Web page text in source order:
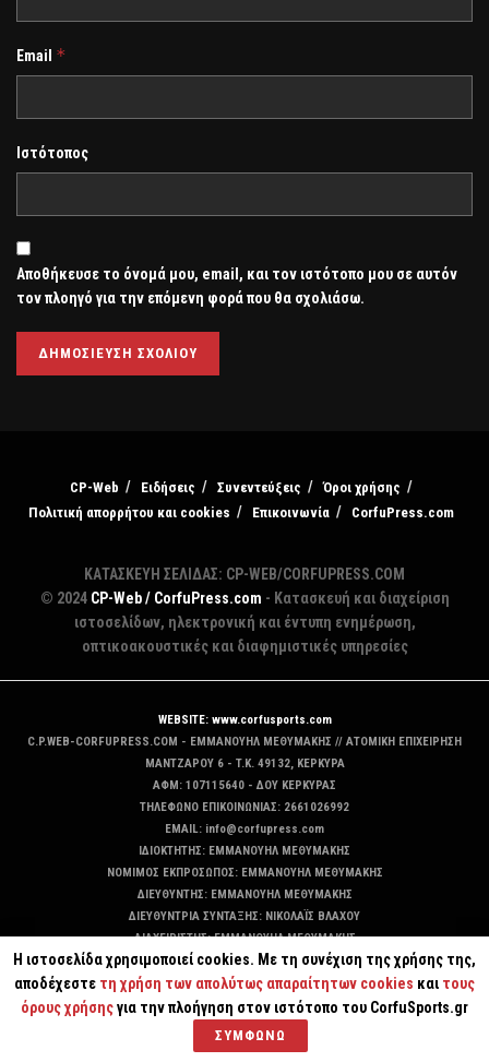
Email *
Ιστότοπος
Αποθήκευσε το όνομά μου, email, και τον ιστότοπο μου σε αυτόν
τον πλοηγό για την επόμενη φορά που θα σχολιάσω.
CP-Web Ειδήσεις Συνεντεύξεις
Όροι χρήσης
Πολιτική απορρήτου και cookies
Επικοινωνία CorfuPress.com
ΚΑΤΑΣΚΕΥΗ ΣΕΛΙΔΑΣ: CP-WEB/CORFUPRESS.COM
© 2024 CP-Web / CorfuPress.com - Κατασκευή και διαχείριση
ιστοσελίδων, ηλεκτρονική και έντυπη ενημέρωση,
οπτικοακουστικές και διαφημιστικές υπηρεσίες
WEBSITE: www.corfusports.com
C.P.WEB-CORFUPRESS.COM - ΕΜΜΑΝΟΥΗΛ ΜΕΘΥΜΑΚΗΣ // ΑΤΟΜΙΚΗ ΕΠΙΧΕΙΡΗΣΗ
MANTZAΡΟΥ 6 - T.K. 49132, ΚΕΡΚΥΡΑ
ΑΦΜ: 107115640 - ΔΟΥ ΚΕΡΚΥΡΑΣ
ΤΗΛΕΦΩΝΟ ΕΠΙΚΟΙΝΩΝΙΑΣ: 2661026992
EMAIL: info@corfupress.com
ΙΔΙΟΚΤΗΤΗΣ: EMMANOYΗΛ ΜΕΘΥΜΑΚΗΣ
ΝΟΜΙΜΟΣ ΕΚΠΡΟΣΩΠΟΣ: EMMANOYΗΛ ΜΕΘΥΜΑΚΗΣ
ΔΙΕΥΘΥΝΤΗΣ: EMMANOYΗΛ ΜΕΘΥΜΑΚΗΣ
ΔΙΕΥΘΥΝΤΡΙΑ ΣΥΝΤΑΞΗΣ: ΝΙΚΟΛΑΪΣ ΒΛΑΧΟΥ
ΔΙΑΧΕΙΡΙΣΤΗΣ: EMMANOYΗΛ ΜΕΘΥΜΑΚΗΣ
ΔΙΚΑΙΟΥΧΟΣ DOMAIN: ΕΜΜΑΝΟΥΗΛ ΜΕΘΥΜΑΚΗΣ
Η ιστοσελίδα χρησιμοποιεί cookies. Με τη συνέχιση της χρήσης της,
αποδέχεστε τη χρήση των απολύτως απαραίτητων cookies και τους
όρους χρήσηςγια την πλοήγηση στον ιστότοπο του CorfuSports.gr
ΣΥΜΦΩΝΩ